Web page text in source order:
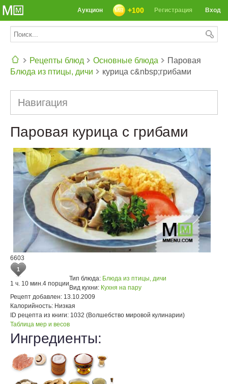
Вход
Регистрация
+100
Аукцион
Рецепты блюд
Основные блюда
Блюда из птицы, дичи
Паровая
курица с&nbsp;грибами
Навигация
Паровая курица с грибами
6603
1
1 ч. 10 мин.4 порции
Тип блюда: Блюда из птицы, дичи
Вид кухни: Кухня на пару
Рецепт добавлен: 13.10.2009
Калорийность: Низкая
ID рецепта из книги: 1032 (Волшебство мировой кулинарии)
Таблица мер и весов
Ингредиенты: